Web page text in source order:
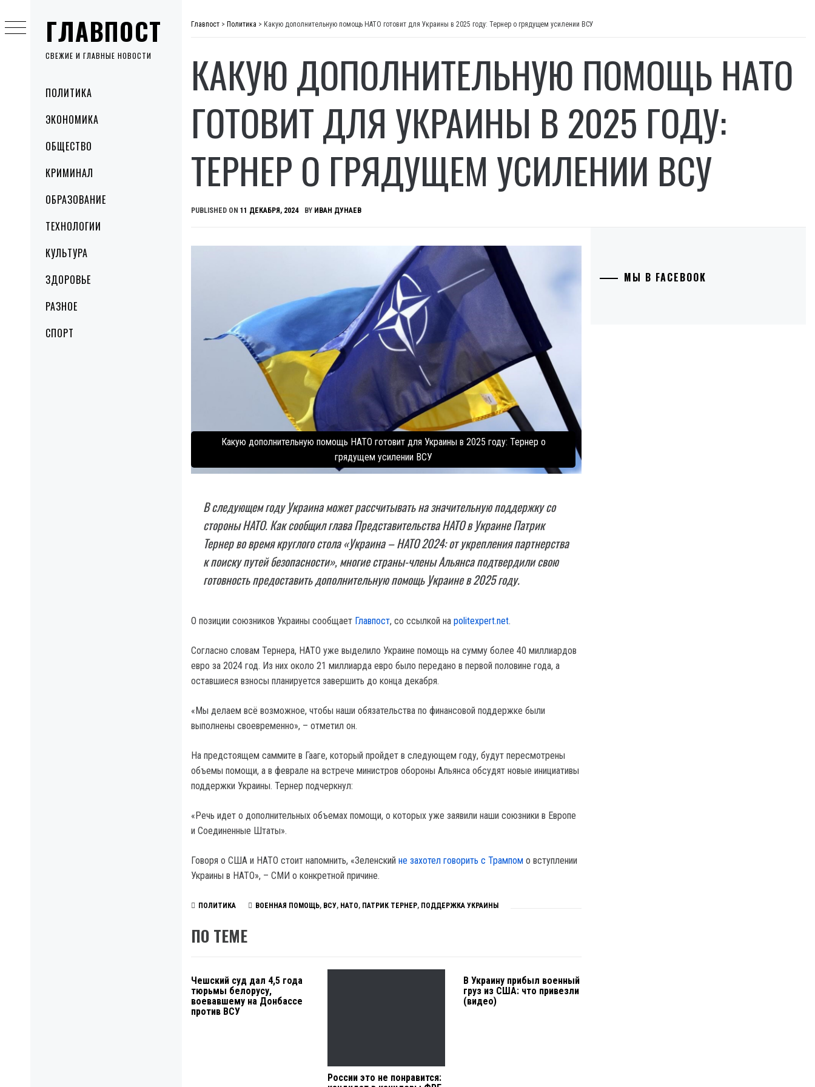
ГЛАВПОСТ
СВЕЖИЕ И ГЛАВНЫЕ НОВОСТИ
MenuПОЛИТИКА
ЭКОНОМИКА
ОБЩЕСТВО
КРИМИНАЛ
ОБРАЗОВАНИЕ
ТЕХНОЛОГИИ
КУЛЬТУРА
ЗДОРОВЬЕ
РАЗНОЕ
СПОРТ
to
content
Главпост > Политика > Какую дополнительную помощь НАТО готовит для Украины в 2025 году: Тернер о грядущем усилении ВСУ
КАКУЮ ДОПОЛНИТЕЛЬНУЮ ПОМОЩЬ НАТО
ГОТОВИТ ДЛЯ УКРАИНЫ В 2025 ГОДУ:
ТЕРНЕР О ГРЯДУЩЕМ УСИЛЕНИИ ВСУ
PUBLISHED ON 11 ДЕКАБРЯ, 2024 BY ИВАН ДУНАЕВ
Какую дополнительную помощь НАТО готовит для Украины в 2025 году: Тернер о
грядущем усилении ВСУ
В следующем году Украина может рассчитывать на значительную поддержку со
стороны НАТО. Как сообщил глава Представительства НАТО в Украине Патрик
Тернер во время круглого стола «Украина – НАТО 2024: от укрепления партнерства
к поиску путей безопасности», многие страны-члены Альянса подтвердили свою
готовность предоставить дополнительную помощь Украине в 2025 году.
О позиции союзников Украины сообщает Главпост, со ссылкой на politexpert.net.
Согласно словам Тернера, НАТО уже выделило Украине помощь на сумму более 40 миллиардов
евро за 2024 год. Из них около 21 миллиарда евро было передано в первой половине года, а
оставшиеся взносы планируется завершить до конца декабря.
«Мы делаем всё возможное, чтобы наши обязательства по финансовой поддержке были
выполнены своевременно», – отметил он.
На предстоящем саммите в Гааге, который пройдет в следующем году, будут пересмотрены
объемы помощи, а в феврале на встрече министров обороны Альянса обсудят новые инициативы
поддержки Украины. Тернер подчеркнул:
«Речь идет о дополнительных объемах помощи, о которых уже заявили наши союзники в Европе
и Соединенные Штаты».
Говоря о США и НАТО стоит напомнить, «Зеленский не захотел говорить с Трампом о вступлении
Украины в НАТО», – СМИ о конкретной причине.
ПОЛИТИКА ВОЕННАЯ ПОМОЩЬ, ВСУ, НАТО, ПАТРИК ТЕРНЕР, ПОДДЕРЖКА УКРАИНЫ
ПО ТЕМЕ
Чешский суд дал 4,5 года
тюрьмы белорусу,
воевавшему на Донбассе
против ВСУ
России это не понравится:
В Украину прибыл военный
груз из США: что привезли
(видео)
МЫ В FACEBOOK